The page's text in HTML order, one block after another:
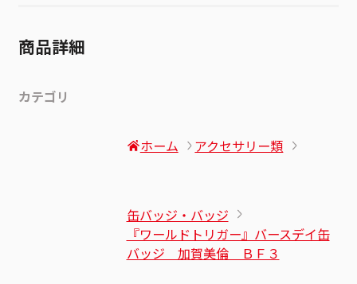
商品詳細
カテゴリ
ホーム アクセサリー類
缶バッジ・バッジ
『ワールドトリガー』バースデイ缶
バッジ 加賀美倫 ＢＦ３